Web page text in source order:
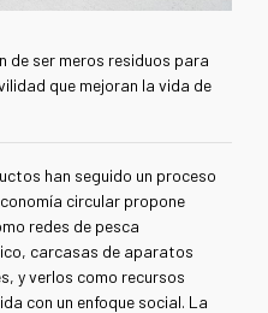
de ser meros residuos para
que mejoran la vida de
han seguido un proceso
circular propone
redes de pesca
carcasas de aparatos
y verlos como recursos
con un enfoque social. La